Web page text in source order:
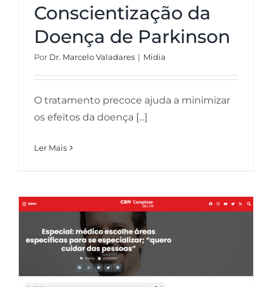
Conscientização da
Doença de Parkinson
Por Dr. Marcelo Valadares | Midia
O tratamento precoce ajuda a minimizar
os efeitos da doença [...]
Ler Mais
CBN Campinas | Especial:
médico escolhe áreas